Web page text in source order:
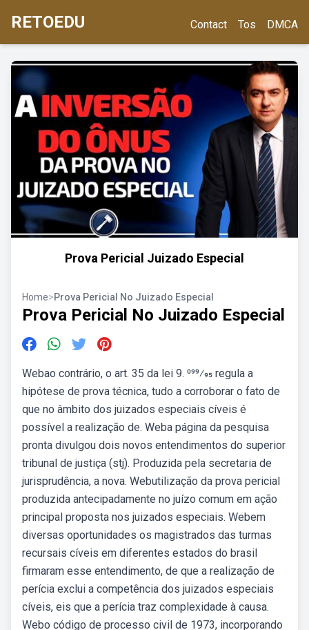
RETOEDU Contact Tos DMCA
Prova Pericial Juizado Especial
Home>Prova Pericial No Juizado Especial
Prova Pericial No Juizado Especial
Webao contrário, o art. 35 da lei 9. 099⁄95 regula a
hipótese de prova técnica, tudo a corroborar o fato de
que no âmbito dos juizados especiais cíveis é
possível a realização de. Weba página da pesquisa
pronta divulgou dois novos entendimentos do superior
tribunal de justiça (stj). Produzida pela secretaria de
jurisprudência, a nova. Webutilização da prova pericial
produzida antecipadamente no juízo comum em ação
principal proposta nos juizados especiais. Webem
diversas oportunidades os magistrados das turmas
recursais cíveis em diferentes estados do brasil
firmaram esse entendimento, de que a realização de
perícia exclui a competência dos juizados especiais
cíveis, eis que a perícia traz complexidade à causa.
Webo código de processo civil de 1973, incorporando